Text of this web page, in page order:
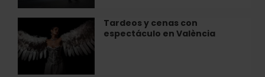
en
la
Fundación
Bancaja
Tardeos y cenas con
espectáculo en València
y
cenas
con
espectáculo